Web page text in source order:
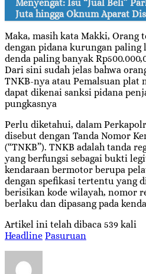
Menyengat: Isu “Jual Beli”
Juta hingga Oknum Aparat
Maka, masih kata Makki, Orang
dengan pidana kurungan paling
denda paling banyak
Dari sini sudah jelas bahwa
TNKB-nya atau Pemalsuan plat
dapat dikenai sanksi pidana
pungkasnya
Perlu diketahui, dalam
disebut dengan Tanda Nomor
(“TNKB”). TNKB adalah tanda
yang berfungsi sebagai bukti
kendaraan bermotor berupa
dengan spefikasi tertentu yang
berisikan kode wilayah, nomor
berlaku dan dipasang pada
Artikel ini telah dibaca 539 kali
Headline Pasuruan